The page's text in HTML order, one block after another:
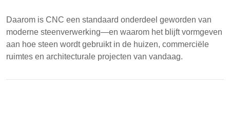
Daarom is CNC een standaard onderdeel geworden van
moderne steenverwerking—en waarom het blijft vormgeven
aan hoe steen wordt gebruikt in de huizen, commerciële
ruimtes en architecturale projecten van vandaag.